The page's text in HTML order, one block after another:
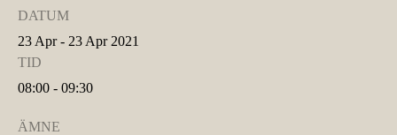
DATUM
23 Apr - 23 Apr 2021
TID
08:00 - 09:30
ÄMNE